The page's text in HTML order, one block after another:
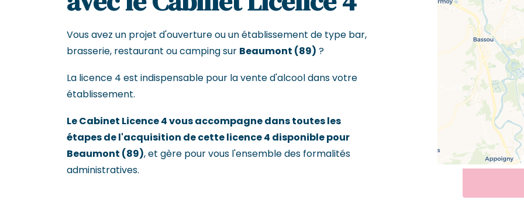
Vous avez un projet d'ouverture ou un établissement de type bar,
brasserie, restaurant ou camping sur Beaumont (89) ?
La licence 4 est indispensable pour la vente d'alcool dans votre
établissement.
Le Cabinet Licence 4 vous accompagne dans toutes les
étapes de l'acquisition de cette licence 4 disponible pour
Beaumont (89), et gère pour vous l'ensemble des formalités
administratives.